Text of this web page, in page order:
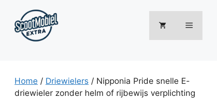
inhoud
Menu
Home / Driewielers / Nipponia Pride snelle E-
driewieler zonder helm of rijbewijs verplichting